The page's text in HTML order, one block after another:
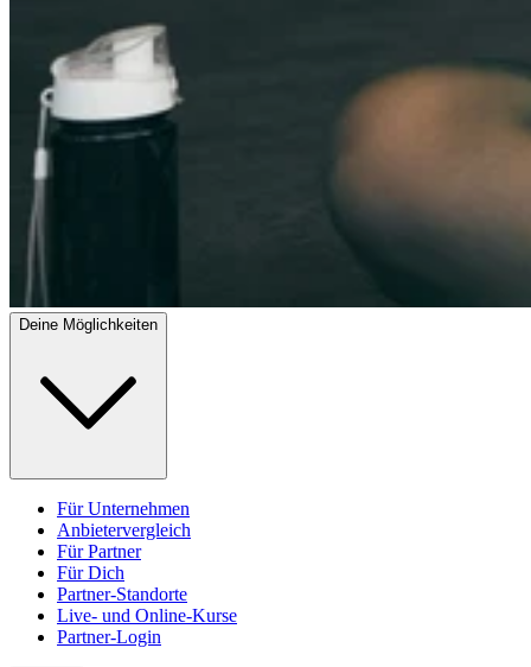
Deine Möglichkeiten
Für Unternehmen
Anbietervergleich
Für Partner
Für Dich
Partner-Standorte
Live- und Online-Kurse
Partner-Login